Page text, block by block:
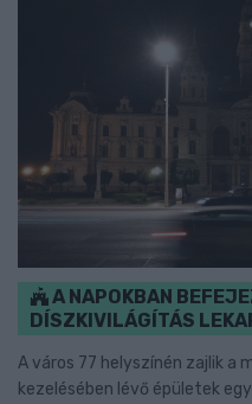
A NAPOKBAN
DÍSZKIVILÁGÍTÁS
A város 77 helyszínén zajlik a
kezelésében lévő épületek